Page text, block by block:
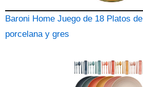
Baroni Home Juego de 18 Platos de
porcelana y gres